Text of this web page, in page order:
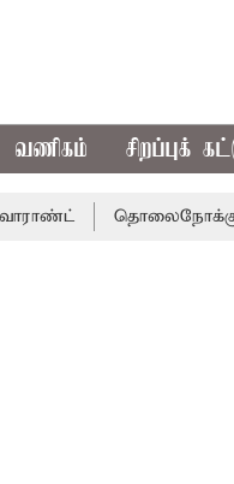
வணிகம் சிறப்புக்
தொலைநோக்கு